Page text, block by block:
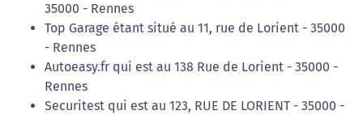
35000 - Rennes
Top Garage étant situé au 11, rue de Lorient - 35000
- Rennes
Autoeasy.fr qui est au 138 Rue de Lorient - 35000 -
Rennes
Securitest qui est au 123, RUE DE LORIENT - 35000 -